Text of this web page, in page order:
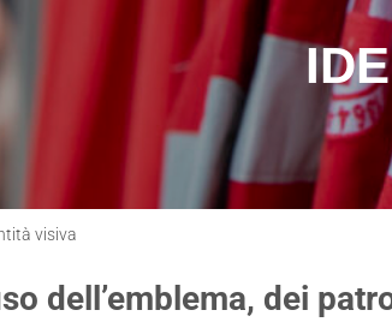
visiva
dell’emblema, dei